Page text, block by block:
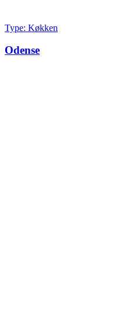
Type: Køkken
Odense